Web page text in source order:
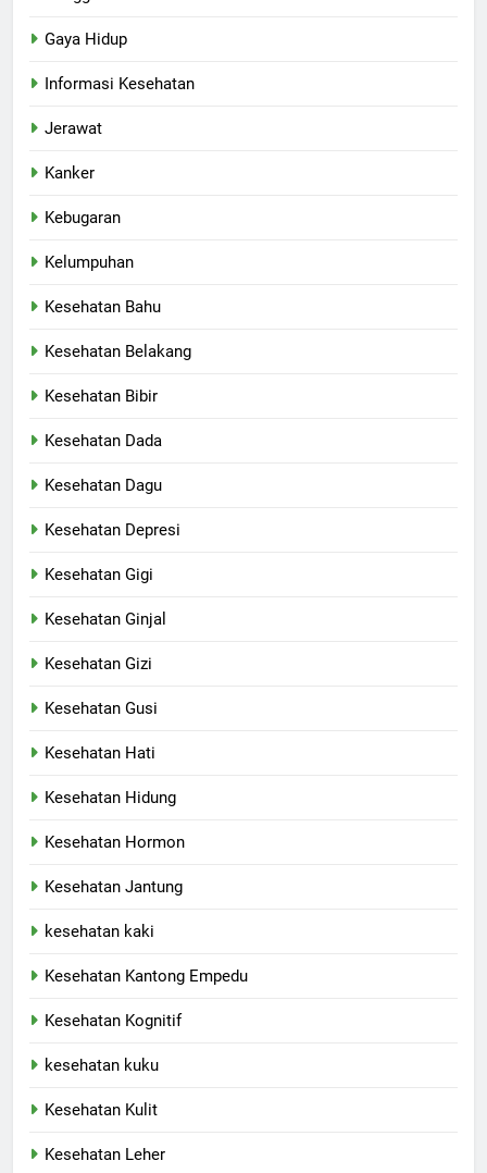
Gaya Hidup
Informasi Kesehatan
Jerawat
Kanker
Kebugaran
Kelumpuhan
Kesehatan Bahu
Kesehatan Belakang
Kesehatan Bibir
Kesehatan Dada
Kesehatan Dagu
Kesehatan Depresi
Kesehatan Gigi
Kesehatan Ginjal
Kesehatan Gizi
Kesehatan Gusi
Kesehatan Hati
Kesehatan Hidung
Kesehatan Hormon
Kesehatan Jantung
kesehatan kaki
Kesehatan Kantong Empedu
Kesehatan Kognitif
kesehatan kuku
Kesehatan Kulit
Kesehatan Leher